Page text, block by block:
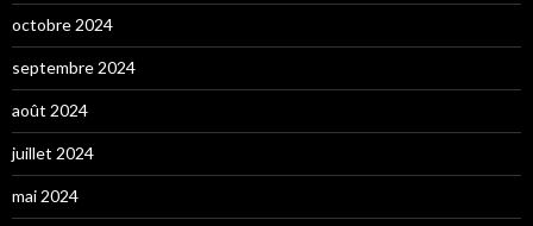
octobre 2024
septembre 2024
août 2024
juillet 2024
mai 2024